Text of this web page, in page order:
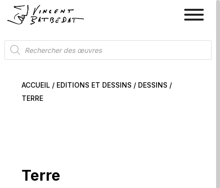
Recherche
de
produits
ACCUEIL / EDITIONS ET DESSINS / DESSINS /
TERRE
Terre